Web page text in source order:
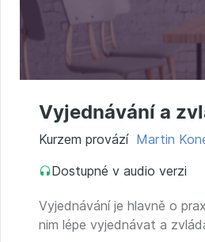
Vyjednávání a
Kurzem provází Martin
Dostupné v audio verzi
Vyjednávání je hlavně o
nim lépe vyjednávat a